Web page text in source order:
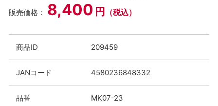
販売価格： 8,400 円 （税込）
商品ID 209459
JANコード 4580236848332
品番 MK07-23